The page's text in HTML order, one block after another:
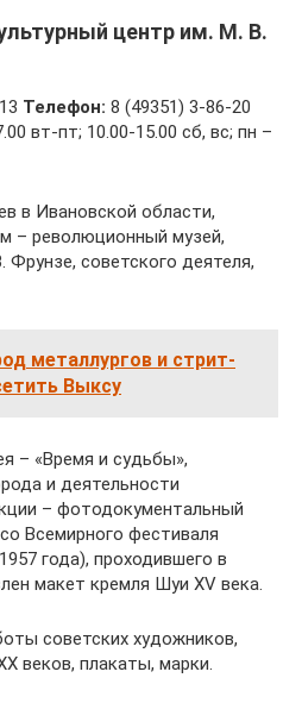
центр им. М. В.
Телефон: 8 (49351) 3-86-20
вт-пт; 10.00-15.00 сб, вс; пн –
в Ивановской области,
– революционный музей,
советского деятеля,
металлургов и стрит-
Выксу
– «Время и судьбы»,
и деятельности
– фотодокументальный
Всемирного фестиваля
года), проходившего в
макет кремля Шуи XV века.
советских художников,
веков, плакаты, марки.